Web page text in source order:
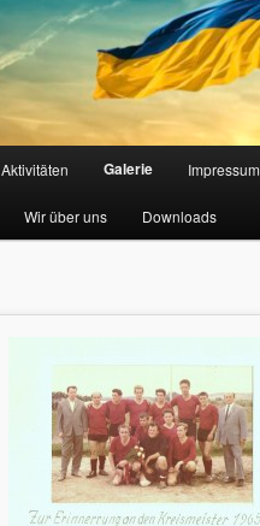
Aktivitäten Galerie Impressum
Wir über uns Downloads